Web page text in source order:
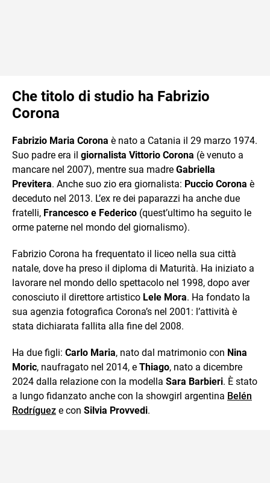
Che titolo di studio ha Fabrizio
Corona
Fabrizio Maria Corona è nato a Catania il 29 marzo 1974.
Suo padre era il giornalista Vittorio Corona (è venuto a
mancare nel 2007), mentre sua madre Gabriella
Previtera. Anche suo zio era giornalista: Puccio Corona è
deceduto nel 2013. L’ex re dei paparazzi ha anche due
fratelli, Francesco e Federico (quest’ultimo ha seguito le
orme paterne nel mondo del giornalismo).
Fabrizio Corona ha frequentato il liceo nella sua città
natale, dove ha preso il diploma di Maturità. Ha iniziato a
lavorare nel mondo dello spettacolo nel 1998, dopo aver
conosciuto il direttore artistico Lele Mora. Ha fondato la
sua agenzia fotografica Corona’s nel 2001: l’attività è
stata dichiarata fallita alla fine del 2008.
Ha due figli: Carlo Maria, nato dal matrimonio con Nina
Moric, naufragato nel 2014, e Thiago, nato a dicembre
2024 dalla relazione con la modella Sara Barbieri. È stato
a lungo fidanzato anche con la showgirl argentina Belén
Rodríguez e con Silvia Provvedi.